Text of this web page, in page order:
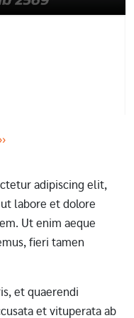
Next page
››
adipiscing elit,
labore et dolore
Ut enim aeque
fieri tamen
et quaerendi
et vituperata ab